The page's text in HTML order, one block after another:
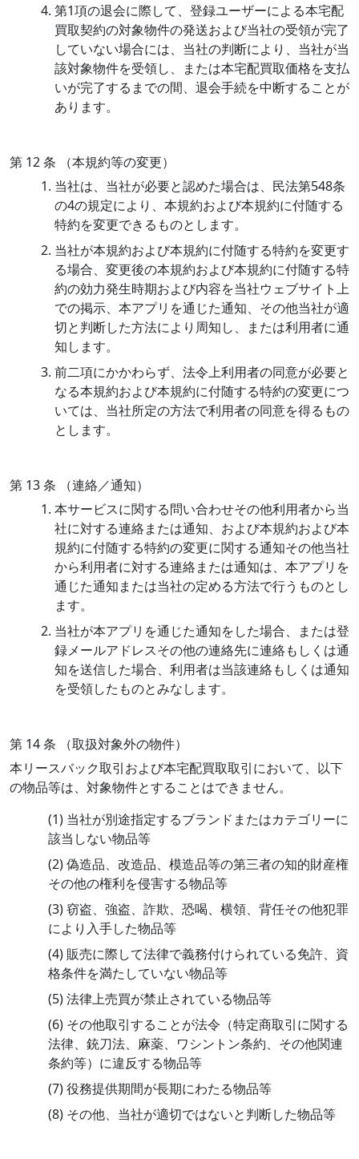
第1項の退会に際して、登録ユーザーによる本宅配
買取契約の対象物件の発送および当社の受領が完了
していない場合には、当社の判断により、当社が当
該対象物件を受領し、または本宅配買取価格を支払
いが完了するまでの間、退会手続を中断することが
あります。
第 12 条 （本規約等の変更）
当社は、当社が必要と認めた場合は、民法第548条
の4の規定により、本規約および本規約に付随する
特約を変更できるものとします。
当社が本規約および本規約に付随する特約を変更す
る場合、変更後の本規約および本規約に付随する特
約の効力発生時期および内容を当社ウェブサイト上
での掲示、本アプリを通じた通知、その他当社が適
切と判断した方法により周知し、または利用者に通
知します。
前二項にかかわらず、法令上利用者の同意が必要と
なる本規約および本規約に付随する特約の変更につ
いては、当社所定の方法で利用者の同意を得るもの
とします。
第 13 条 （連絡／通知）
本サービスに関する問い合わせその他利用者から当
社に対する連絡または通知、および本規約および本
規約に付随する特約の変更に関する通知その他当社
から利用者に対する連絡または通知は、本アプリを
通じた通知または当社の定める方法で行うものとし
ます。
当社が本アプリを通じた通知をした場合、または登
録メールアドレスその他の連絡先に連絡もしくは通
知を送信した場合、利用者は当該連絡もしくは通知
を受領したものとみなします。
第 14 条 （取扱対象外の物件）
本リースバック取引および本宅配買取取引において、以下
の物品等は、対象物件とすることはできません。
(1) 当社が別途指定するブランドまたはカテゴリーに
該当しない物品等
(2) 偽造品、改造品、模造品等の第三者の知的財産権
その他の権利を侵害する物品等
(3) 窃盗、強盗、詐欺、恐喝、横領、背任その他犯罪
により入手した物品等
(4) 販売に際して法律で義務付けられている免許、資
格条件を満たしていない物品等
(5) 法律上売買が禁止されている物品等
(6) その他取引することが法令（特定商取引に関する
法律、銃刀法、麻薬、ワシントン条約、その他関連
条約等）に違反する物品等
(7) 役務提供期間が長期にわたる物品等
(8) その他、当社が適切ではないと判断した物品等